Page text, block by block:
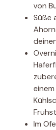
von
Süße
Im